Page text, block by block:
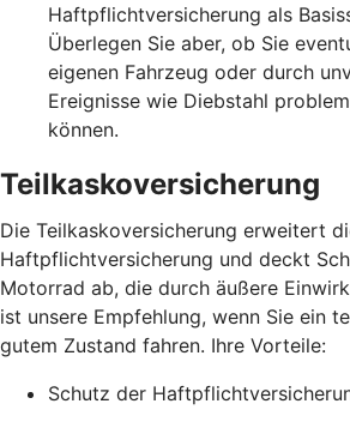
Haftpflichtversicherung als
Überlegen Sie aber, ob Sie
eigenen Fahrzeug oder durch
Ereignisse wie Diebstahl
können.
Teilkaskoversicherung
Die Teilkaskoversicherung erweitert
Haftpflichtversicherung und deckt
Motorrad ab, die durch äußere
ist unsere Empfehlung, wenn Sie ein
gutem Zustand fahren. Ihre Vorteile:
Schutz der